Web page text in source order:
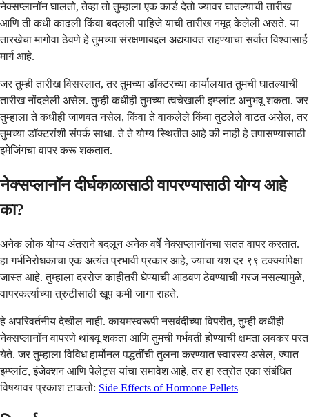
नेक्सप्लानॉन घालतो, तेव्हा तो तुम्हाला एक कार्ड देतो ज्यावर घातल्याची तारीख
आणि ती कधी काढली किंवा बदलली पाहिजे याची तारीख नमूद केलेली असते. या
तारखेचा मागोवा ठेवणे हे तुमच्या संरक्षणाबद्दल अद्ययावत राहण्याचा सर्वात विश्वासार्ह
मार्ग आहे.
जर तुम्ही तारीख विसरलात, तर तुमच्या डॉक्टरच्या कार्यालयात तुमची घातल्याची
तारीख नोंदलेली असेल. तुम्ही कधीही तुमच्या त्वचेखाली इम्प्लांट अनुभवू शकता. जर
तुम्हाला ते कधीही जाणवत नसेल, किंवा ते वाकलेले किंवा तुटलेले वाटत असेल, तर
तुमच्या डॉक्टरांशी संपर्क साधा. ते ते योग्य स्थितीत आहे की नाही हे तपासण्यासाठी
इमेजिंगचा वापर करू शकतात.
नेक्सप्लानॉन दीर्घकाळासाठी वापरण्यासाठी योग्य आहे
का?
अनेक लोक योग्य अंतराने बदलून अनेक वर्षे नेक्सप्लानॉनचा सतत वापर करतात.
हा गर्भनिरोधकाचा एक अत्यंत प्रभावी प्रकार आहे, ज्याचा यश दर ९९ टक्क्यांपेक्षा
जास्त आहे. तुम्हाला दररोज काहीतरी घेण्याची आठवण ठेवण्याची गरज नसल्यामुळे,
वापरकर्त्याच्या त्रुटीसाठी खूप कमी जागा राहते.
हे अपरिवर्तनीय देखील नाही. कायमस्वरूपी नसबंदीच्या विपरीत, तुम्ही कधीही
नेक्सप्लानॉन वापरणे थांबवू शकता आणि तुमची गर्भवती होण्याची क्षमता लवकर परत
येते. जर तुम्हाला विविध हार्मोनल पद्धतींची तुलना करण्यात स्वारस्य असेल, ज्यात
इम्प्लांट, इंजेक्शन आणि पेलेट्स यांचा समावेश आहे, तर हा स्त्रोत एका संबंधित
विषयावर प्रकाश टाकतो: Side Effects of Hormone Pellets